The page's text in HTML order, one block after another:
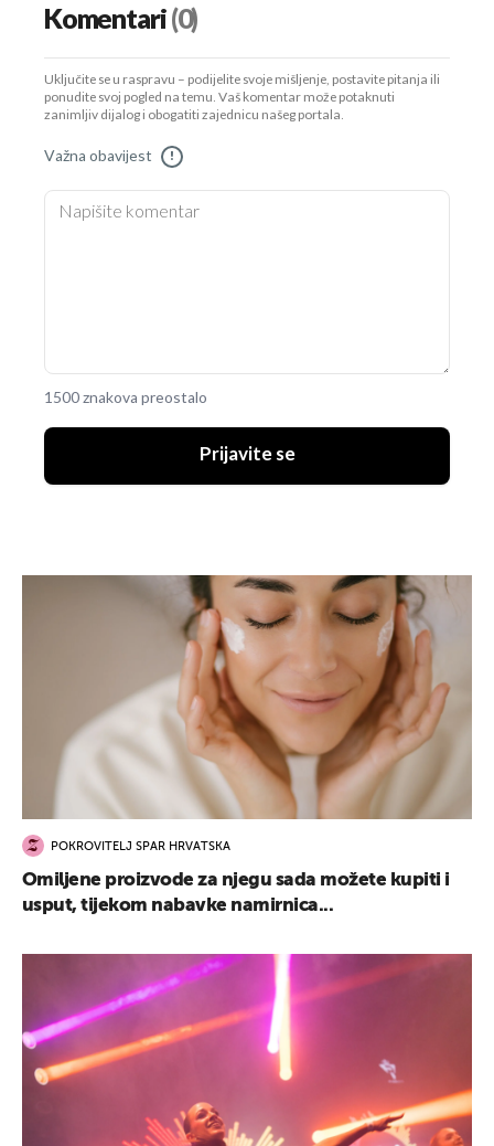
Komentari(0)
Uključite se u raspravu – podijelite svoje mišljenje, postavite pitanja ili
ponudite svoj pogled na temu. Vaš komentar može potaknuti
zanimljiv dijalog i obogatiti zajednicu našeg portala.
Važna obavijest !
1500 znakova preostalo
Prijavite se
POKROVITELJ SPAR HRVATSKA
Omiljene proizvode za njegu sada možete kupiti i
usput, tijekom nabavke namirnica...